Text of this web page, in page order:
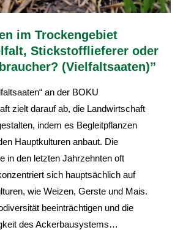
im Trockengebiet
Stickstofflieferer oder
(Vielfaltsaaten)”
an der BOKU
zielt darauf ab, die Landwirtschaft
indem es Begleitpflanzen
Hauptkulturen anbaut. Die
in den letzten Jahrzehnten oft
sich hauptsächlich auf
wie Weizen, Gerste und Mais.
beeinträchtigen und die
des Ackerbausystems…